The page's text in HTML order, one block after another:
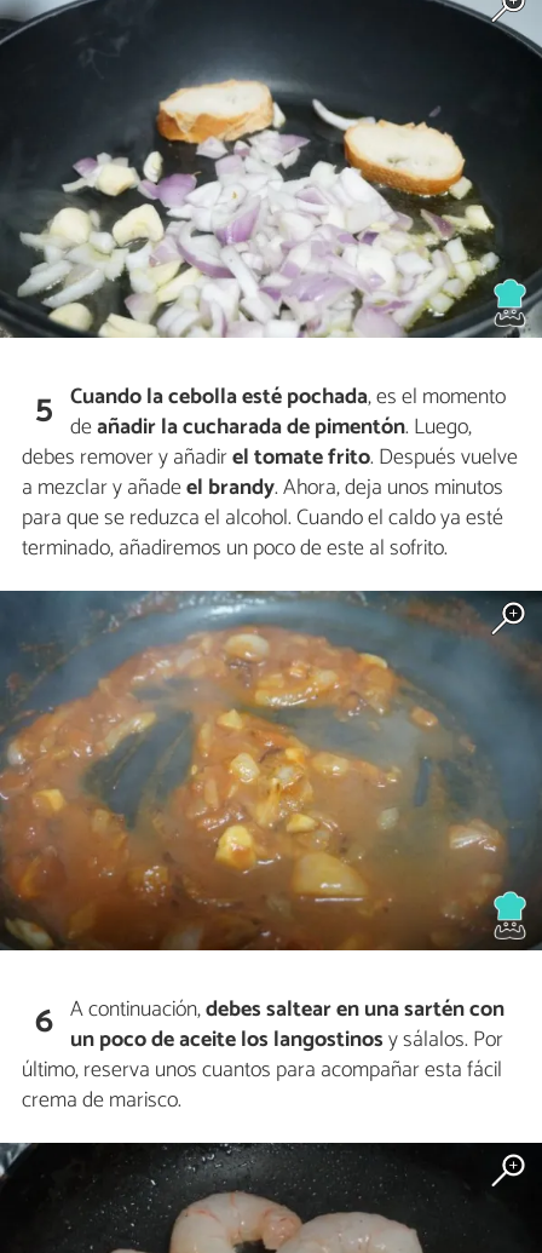
5 Cuando la cebolla esté pochada, es el momento
deañadir la cucharada de pimentón. Luego,
debes remover y añadirel tomate frito. Después vuelve
a mezclar y añadeel brandy. Ahora, deja unos minutos
para que se reduzca el alcohol. Cuando el caldo ya esté
terminado, añadiremos un poco de este al sofrito.
6 A continuación,debes saltear en una sartén con
un poco de aceite los langostinosy sálalos. Por
último, reserva unos cuantos para acompañar esta fácil
crema de marisco.